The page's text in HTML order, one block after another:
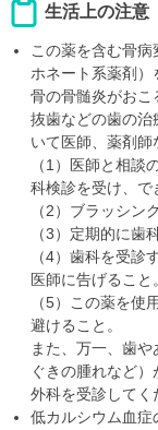
生活上の注意
この薬を含む骨
ホネート系薬剤
骨の骨髄炎がおこ
抜歯などの歯の治
いて医師、薬剤師
（1）医師と相談
科検診を受け、で
（2）ブラッシン
（3）定期的に歯
（4）歯科を受診
医師に告げること。
（5）この薬を使
避けること。
また、万一、歯
ぐきの腫れなど
外科を受診してく
低カルシウム血症